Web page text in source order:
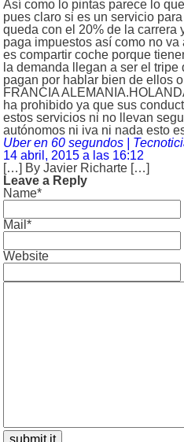
Así como lo pintas parece lo
pues claro si es un servicio
queda con el 20% de la carrera
paga impuestos así como no
es compartir coche porque
la demanda llegan a ser el
pagan por hablar bien de ellos
FRANCIA
ha prohibido ya que sus
estos servicios ni no llevan
autónomos ni iva ni nada esto
Uber en 60 segundos |
14 abril, 2015 a las 16:12
[…] By Javier Richarte […]
Leave a Reply
Name*
Mail*
Website